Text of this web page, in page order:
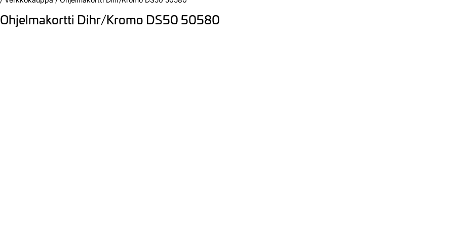
Ohjelmakortti Dihr/Kromo DS50 50580